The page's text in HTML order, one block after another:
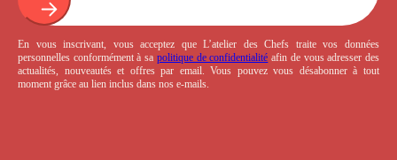
En vous inscrivant, vous acceptez que L’atelier des Chefs traite vos données
personnelles conformément à sa politique de confidentialité afin de vous adresser des
actualités, nouveautés et offres par email. Vous pouvez vous désabonner à tout
moment grâce au lien inclus dans nos e-mails.